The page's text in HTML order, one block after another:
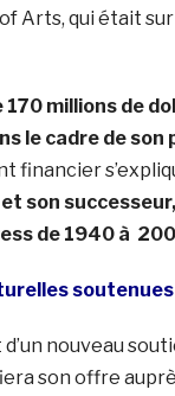
Arts, qui était
millions de
le cadre de son
financier
son
de 1940 à
soutenues
nouveau
son offre